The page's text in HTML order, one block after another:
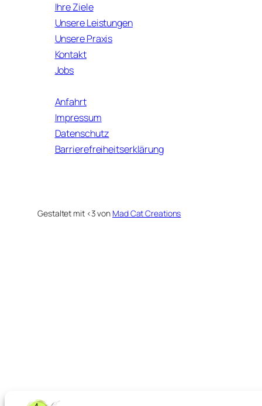
Ihre Ziele
Unsere Leistungen
Unsere Praxis
Kontakt
Jobs
Anfahrt
Impressum
Datenschutz
Barrierefreiheitserklärung
Gestaltet mit <3 von Mad Cat Creations